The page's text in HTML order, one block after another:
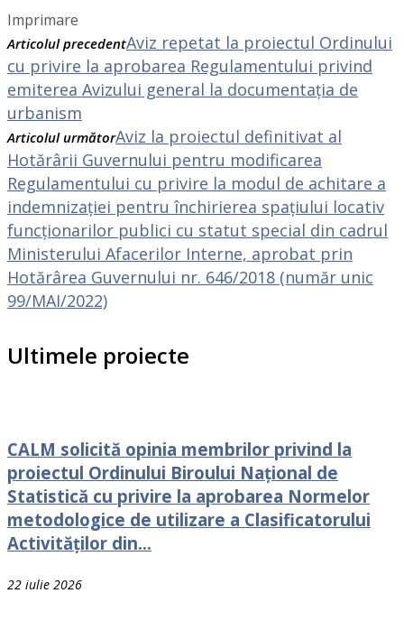
Imprimare
Articolul precedentAviz repetat la proiectul Ordinului
cu privire la aprobarea Regulamentului privind
emiterea Avizului general la documentația de
urbanism
Articolul următorAviz la proiectul definitivat al
Hotărârii Guvernului pentru modificarea
Regulamentului cu privire la modul de achitare a
indemnizației pentru închirierea spațiului locativ
funcționarilor publici cu statut special din cadrul
Ministerului Afacerilor Interne, aprobat prin
Hotărârea Guvernului nr. 646/2018 (număr unic
99/MAI/2022)
Ultimele proiecte
CALM solicită opinia membrilor privind la
proiectul Ordinului Biroului Național de
Statistică cu privire la aprobarea Normelor
metodologice de utilizare a Clasificatorului
Activităților din...
22 iulie 2026